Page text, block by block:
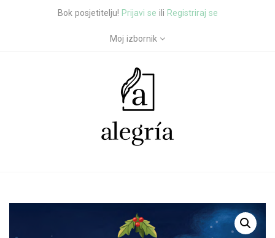
Bok posjetitelju! Prijavi se ili Registriraj se
Moj izbornik